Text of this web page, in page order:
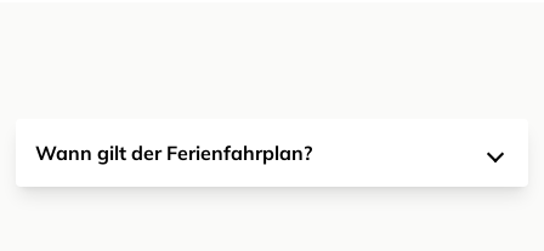
Wann gilt der Ferienfahrplan?